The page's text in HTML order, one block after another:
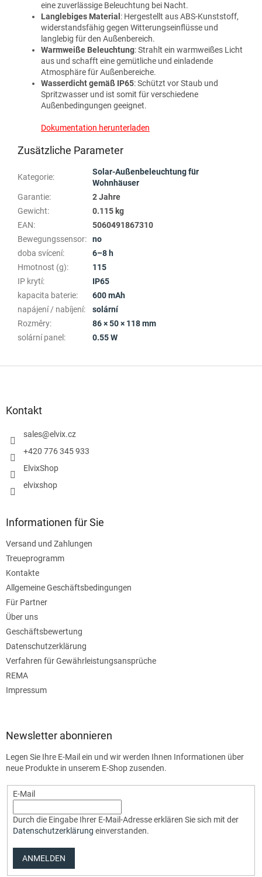
eine zuverlässige Beleuchtung bei Nacht.
Langlebiges Material : Hergestellt aus ABS-Kunststoff,
widerstandsfähig gegen Witterungseinflüsse und
langlebig für den Außenbereich.
Warmweiße Beleuchtung: Strahlt ein warmweißes Licht
aus und schafft eine gemütliche und einladende
Atmosphäre für Außenbereiche.
Wasserdicht gemäß IP65: Schützt vor Staub und
Spritzwasser und ist somit für verschiedene
Außenbedingungen geeignet.
Dokumentation herunterladen
Zusätzliche Parameter
Kategorie:
Solar-Außenbeleuchtung für
Wohnhäuser
Garantie:
2 Jahre
Gewicht:
0.115 kg
EAN:
5060491867310
Bewegungssensor:
no
doba svícení:
6–8 h
Hmotnost (g):
115
IP krytí:
IP65
kapacita baterie:
600 mAh
napájení / nabíjení:
solární
Rozměry:
86 × 50 × 118 mm
solární panel : 0.55 W
Kontakt
sales@elvix.cz
+420 776 345 933
ElvixShop
elvixshop
Informationen für Sie
Versand und Zahlungen
Treueprogramm
Kontakte
Allgemeine Geschäftsbedingungen
Für Partner
Über uns
Geschäftsbewertung
Datenschutzerklärung
Verfahren für Gewährleistungsansprüche
REMA
Impressum
Newsletter abonnieren
Legen Sie Ihre E-Mail ein und wir werden Ihnen Informationen über
neue Produkte in unserem E-Shop zusenden.
E-Mail
Durch die Eingabe Ihrer E-Mail-Adresse erklären Sie sich mit der
Datenschutzerklärung einverstanden.
ANMELDEN